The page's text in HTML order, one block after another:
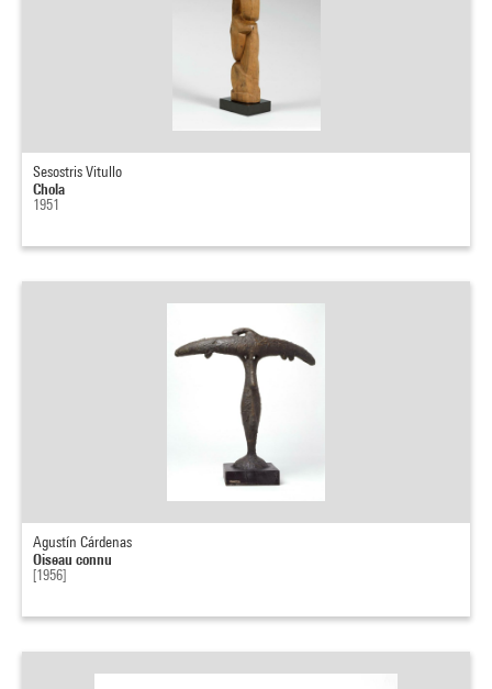
Sesostris Vitullo
Chola
1951
Agustín Cárdenas
Oiseau connu
[1956]